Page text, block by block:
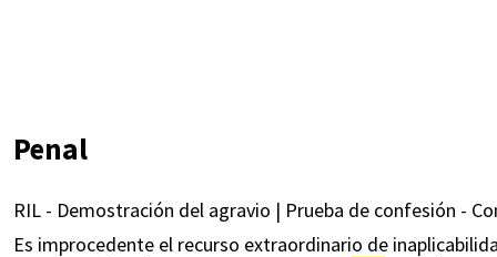
Penal
RIL - Demostración del agravio | Prueba de confesión -
Es improcedente el recurso extraordinario de